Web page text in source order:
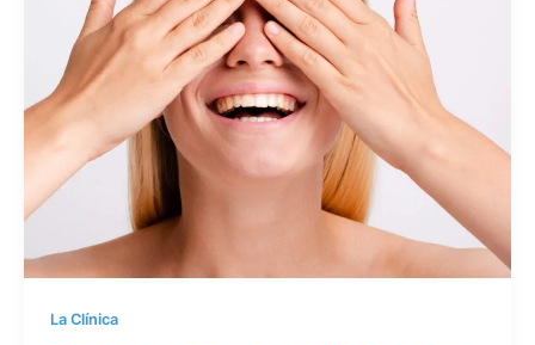
La Clínica